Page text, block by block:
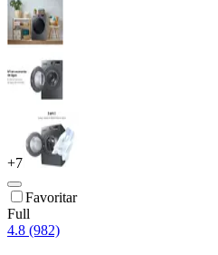
+7
Favoritar
Full
4.8 (982)